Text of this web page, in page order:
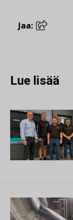
Jaa:
Lue lisää